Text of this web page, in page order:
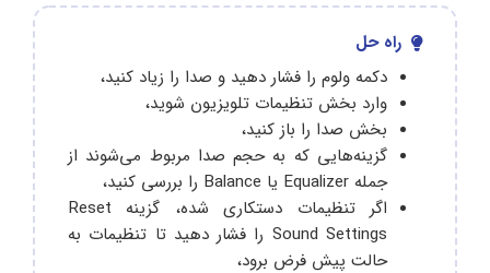
راه حل
دکمه ولوم را فشار دهید و صدا را زیاد کنید،
وارد بخش تنظیمات تلویزیون شوید،
بخش صدا را باز کنید،
گزینه‌هایی که به حجم صدا مربوط می‌شوند از
جمله Equalizer یا Balance را بررسی کنید،
اگر تنظیمات دستکاری شده، گزینه Reset
Sound Settings را فشار دهید تا تنظیمات‌ به
حالت پیش فرض برود،